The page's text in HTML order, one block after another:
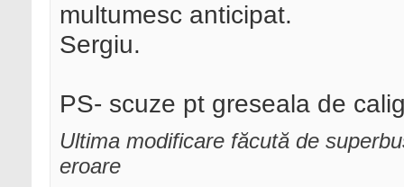
multumesc anticipat.
Sergiu.
PS- scuze pt greseala de
Ultima modificare făcută de
eroare